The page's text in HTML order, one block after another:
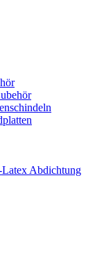
Abdichtung